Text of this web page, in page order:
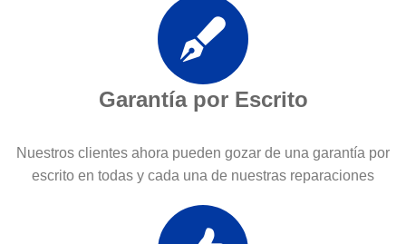
Garantía por Escrito
Nuestros clientes ahora pueden gozar de una garantía por
escrito en todas y cada una de nuestras reparaciones